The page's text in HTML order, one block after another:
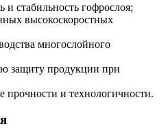
стабильность гофрослоя;
высокоскоростных
многослойного
защиту продукции при
прочности и технологичности.